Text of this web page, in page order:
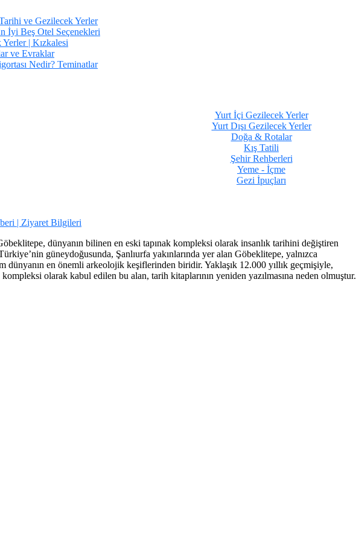
ve Gezilecek Yerler
İyi Beş Otel Seçenekleri
| Kızkalesi
ve Evraklar
Nedir? Teminatlar
Yurt İçi Gezilecek Yerler
Yurt Dışı Gezilecek Yerler
Doğa & Rotalar
Kış Tatili
Şehir Rehberleri
Yeme - İçme
Gezi İpuçları
| Ziyaret Bilgileri
dünyanın bilinen en eski tapınak kompleksi olarak insanlık tarihini değiştiren
güneydoğusunda, Şanlıurfa yakınlarında yer alan Göbeklitepe, yalnızca
dünyanın en önemli arkeolojik keşiflerinden biridir. Yaklaşık 12.000 yıllık geçmişiyle,
olarak kabul edilen bu alan, tarih kitaplarının yeniden yazılmasına neden olmuştur.